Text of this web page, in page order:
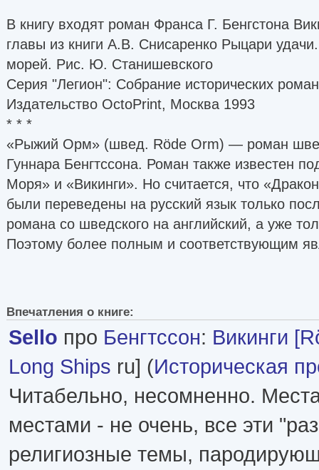
В книгу входят роман Франса Г. Бенгстона
главы из книги А.В. Снисаренко Рыцари
морей. Рис. Ю. Станишевского
Серия "Легион": Собрание исторических
Издательство OctoPrint, Москва 1993
* * *
«Рыжий Орм» (швед. Röde Orm) — роман
Гуннара Бенгтссона. Роман также известен
Моря» и «Викинги». Но считается, что
были переведены на русский язык только
романа со шведского на английский, а уже
Поэтому более полным и соответствующим
Впечатления о книге:
Sello про Бенгтссон: Викинги
Long Ships ru] (Историческая
Читабельно, несомненно.
местами - не очень, все эти
религиозные темы,